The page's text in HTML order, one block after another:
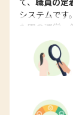
て、 職員の定
システムです
た園の運営